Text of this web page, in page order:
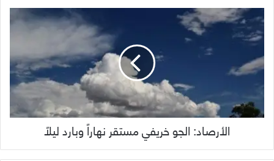
الأرصاد: الجو خريفي مستقر نهاراً وبارد ليلاً